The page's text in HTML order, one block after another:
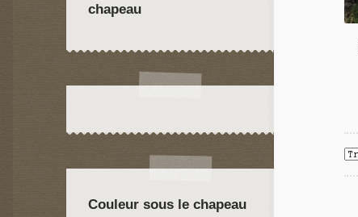
chapeau
Couleur sous le chapeau